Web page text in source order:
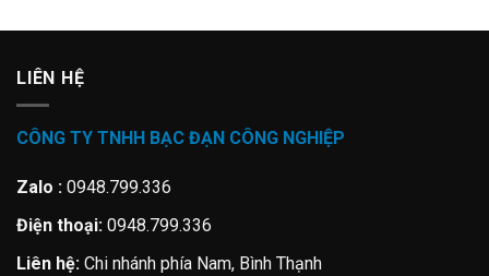
LIÊN HỆ
CÔNG TY TNHH BẠC ĐẠN CÔNG NGHIỆP
Zalo : 0948.799.336
Điện thoại: 0948.799.336
Liên hệ: Chi nhánh phía Nam, Bình Thạnh